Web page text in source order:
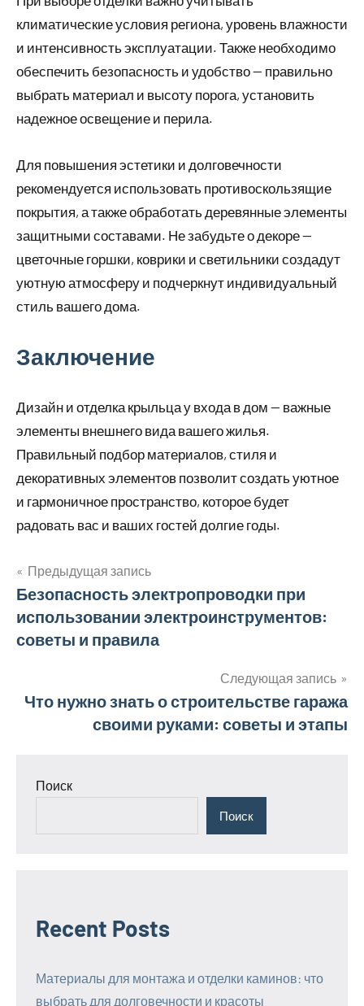
климатические условия региона, уровень влажности
и интенсивность эксплуатации. Также необходимо
обеспечить безопасность и удобство — правильно
выбрать материал и высоту порога, установить
надежное освещение и перила.
Для повышения эстетики и долговечности
рекомендуется использовать противоскользящие
покрытия, а также обработать деревянные элементы
защитными составами. Не забудьте о декоре —
цветочные горшки, коврики и светильники создадут
уютную атмосферу и подчеркнут индивидуальный
стиль вашего дома.
Заключение
Дизайн и отделка крыльца у входа в дом — важные
элементы внешнего вида вашего жилья.
Правильный подбор материалов, стиля и
декоративных элементов позволит создать уютное
и гармоничное пространство, которое будет
радовать вас и ваших гостей долгие годы.
Навигация
по
Предыдущая запись
Безопасность электропроводки при
использовании электроинструментов:
советы и правила
Следующая запись
Что нужно знать о строительстве гаража
своими руками: советы и этапы
Поиск
Поиск
Recent Posts
Материалы для монтажа и отделки каминов: что
выбрать для долговечности и красоты